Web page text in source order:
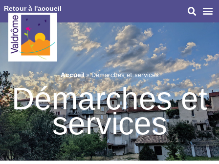
Retour à l'accueil
Accueil»Démarches et services
Démarches et
services